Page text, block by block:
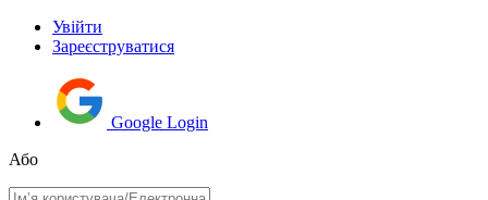
Увійти
Зареєструватися
Google Login
Або